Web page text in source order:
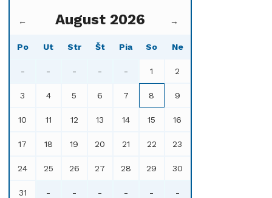
← August 2026 →
Po Ut Str Št Pia So Ne
- - - - - 1 2
3 4 5 6 7 8 9
10 11 12 13 14 15 16
17 18 19 20 21 22 23
24 25 26 27 28 29 30
31 - - - - - -